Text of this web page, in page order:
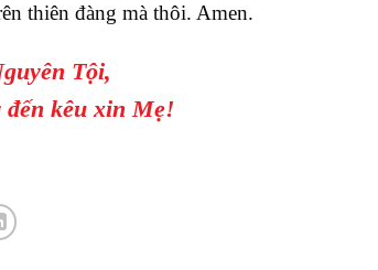
thiên đàng mà thôi. Amen.
Tội,
đến kêu xin Mẹ!